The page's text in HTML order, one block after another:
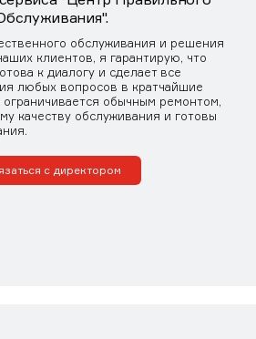
обслуживания и решения
клиентов, я гарантирую, что
к диалогу и сделает все
любых вопросов в кратчайшие
обычным ремонтом,
качеству обслуживания и готовы
с директором